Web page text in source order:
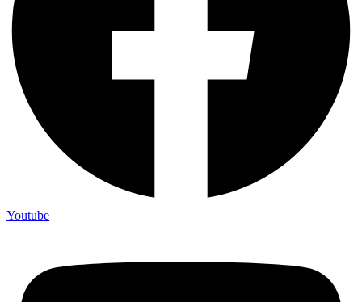
Youtube